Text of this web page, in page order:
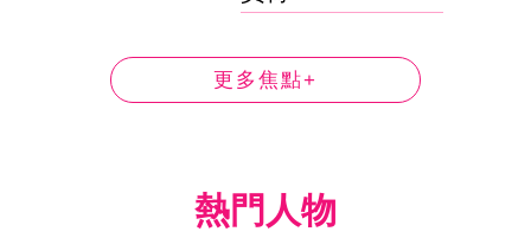
更多焦點+
熱門人物